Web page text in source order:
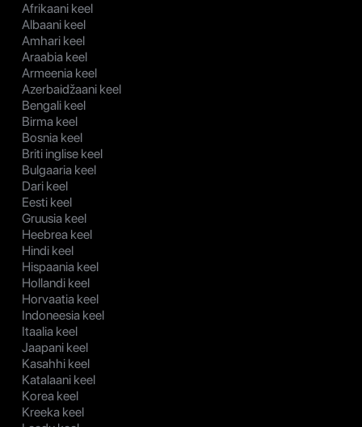
Afrikaani keel
Albaani keel
Amhari keel
Araabia keel
Armeenia keel
Azerbaidžaani keel
Bengali keel
Birma keel
Bosnia keel
Briti inglise keel
Bulgaaria keel
Dari keel
Eesti keel
Gruusia keel
Heebrea keel
Hindi keel
Hispaania keel
Hollandi keel
Horvaatia keel
Indoneesia keel
Itaalia keel
Jaapani keel
Kasahhi keel
Katalaani keel
Korea keel
Kreeka keel